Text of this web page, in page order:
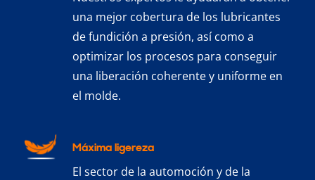
una mejor cobertura de los lubricantes
de fundición a presión, así como a
optimizar los procesos para conseguir
una liberación coherente y uniforme en
el molde.
Máxima ligereza
El sector de la automoción y de la